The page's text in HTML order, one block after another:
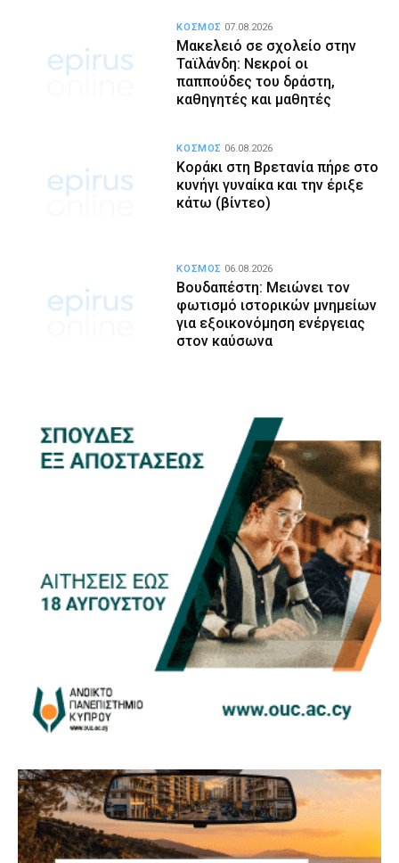
Μακελειό σε σχολείο στην
Ταϊλάνδη: Νεκροί οι
παππούδες του δράστη,
καθηγητές και μαθητές
ΚΟΣΜΟΣ 07.08.2026
Κοράκι στη Βρετανία πήρε στο
κυνήγι γυναίκα και την έριξε
κάτω (βίντεο)
ΚΟΣΜΟΣ 06.08.2026
Βουδαπέστη: Μειώνει τον
φωτισμό ιστορικών μνημείων
για εξοικονόμηση ενέργειας
στον καύσωνα
ΚΟΣΜΟΣ 06.08.2026